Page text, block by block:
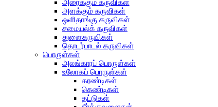
அரைக்கும் கருவிகள்
அளக்கும் கருவிகள்
ஒளிதாங்கு கருவிகள்
சமையல்க் கருவிகள்
துளைகருவிகள்
தொடர்பாடல் கருவிகள்
பொருள்கள்
அலங்காரப் பொருள்கள்
உலோகப் பொருள்கள்
கரண்டிகள்
கெண்டிகள்
தட்டுகள்